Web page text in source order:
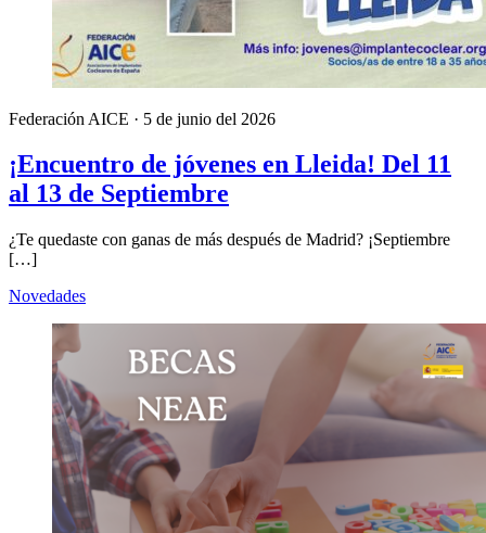
Federación AICE · 5 de junio del 2026
¡Encuentro de jóvenes en Lleida! Del 11
al 13 de Septiembre
¿Te quedaste con ganas de más después de Madrid? ¡Septiembre
[…]
Novedades